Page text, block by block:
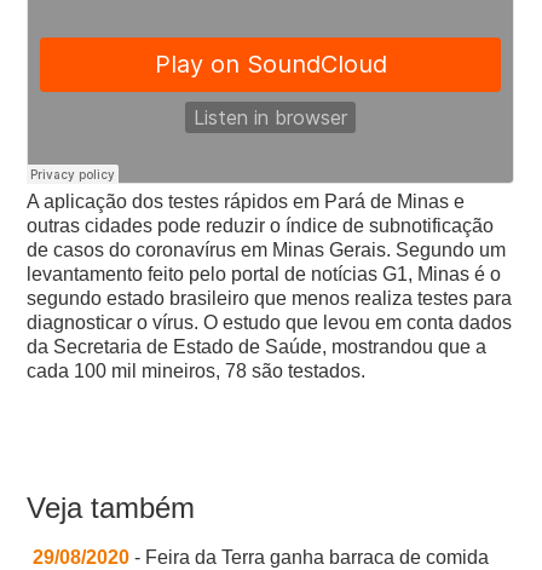
A aplicação dos testes rápidos em Pará de Minas e
outras cidades pode reduzir o índice de subnotificação
de casos do coronavírus em Minas Gerais. Segundo um
levantamento feito pelo portal de notícias G1, Minas é o
segundo estado brasileiro que menos realiza testes para
diagnosticar o vírus. O estudo que levou em conta dados
da Secretaria de Estado de Saúde, mostrandou que a
cada 100 mil mineiros, 78 são testados.
Veja também
29/08/2020 - Feira da Terra ganha barraca de comida